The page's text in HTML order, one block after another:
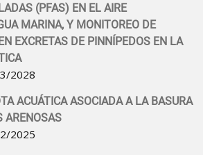
(PFAS) EN EL AIRE
MARINA, Y MONITOREO DE
EXCRETAS DE PINNÍPEDOS EN LA
2028
ACUÁTICA ASOCIADA A LA BASURA
ARENOSAS
2025